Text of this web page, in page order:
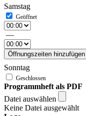
Samstag
—
Öffnungszeiten hinzufügen
Sonntag
Programmheft als PDF
Datei auswählen
Keine Datei ausgewählt